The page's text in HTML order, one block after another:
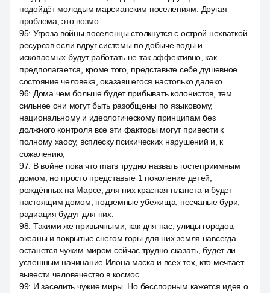
подойдёт молодым марсианским поселениям. Другая
проблема, это возмо.
95: Угроза войны поселенцы столкнутся с острой нехваткой
ресурсов если вдруг системы по добыче воды и
ископаемых будут работать не так эффективно, как
предполагается, кроме того, представьте себе душевное
состояние человека, оказавшегося настолько далеко.
96: Дома чем больше будет прибывать колонистов, тем
сильнее они могут быть разобщены по языковому,
национальному и идеологическому принципам без
должного контроля все эти факторы могут привести к
полному хаосу, всплеску психических нарушений и, к
сожалению,
97: В войне пока что mars трудно назвать гостеприимным
домом, но просто представьте 1 поколение детей,
рождённых на Марсе, для них красная планета и будет
настоящим домом, подземные убежища, песчаные бури,
радиация будут для них.
98: Такими же привычными, как для нас, улицы городов,
океаны и покрытые снегом горы для них земля навсегда
останется чужим миром сейчас трудно сказать, будет ли
успешным начинание Илона маска и всех тех, кто мечтает
вывести человечество в космос.
99: И заселить чужие миры. Но бесспорным кажется идея о